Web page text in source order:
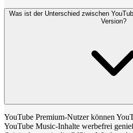
Was ist der Unterschied zwischen
Version?
YouTube Premium-Nutzer können
YouTube Music-Inhalte werbefrei